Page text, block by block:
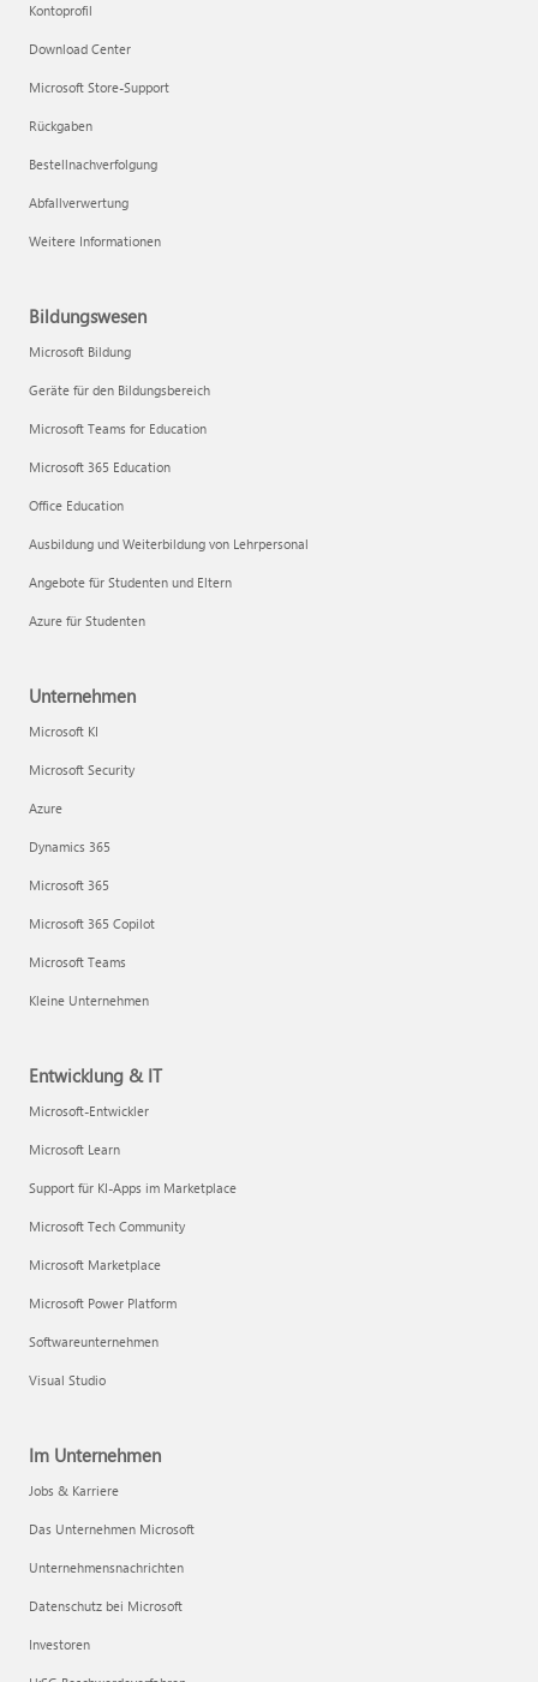
Kontoprofil
Download Center
Microsoft Store-Support
Rückgaben
Bestellnachverfolgung
Abfallverwertung
Weitere Informationen
Bildungswesen
Microsoft Bildung
Geräte für den Bildungsbereich
Microsoft Teams for Education
Microsoft 365 Education
Office Education
Ausbildung und Weiterbildung von Lehrpersonal
Angebote für Studenten und Eltern
Azure für Studenten
Unternehmen
Microsoft KI
Microsoft Security
Azure
Dynamics 365
Microsoft 365
Microsoft 365 Copilot
Microsoft Teams
Kleine Unternehmen
Entwicklung & IT
Microsoft-Entwickler
Microsoft Learn
Support für KI-Apps im Marketplace
Microsoft Tech Community
Microsoft Marketplace
Microsoft Power Platform
Softwareunternehmen
Visual Studio
Im Unternehmen
Jobs & Karriere
Das Unternehmen Microsoft
Unternehmensnachrichten
Datenschutz bei Microsoft
Investoren